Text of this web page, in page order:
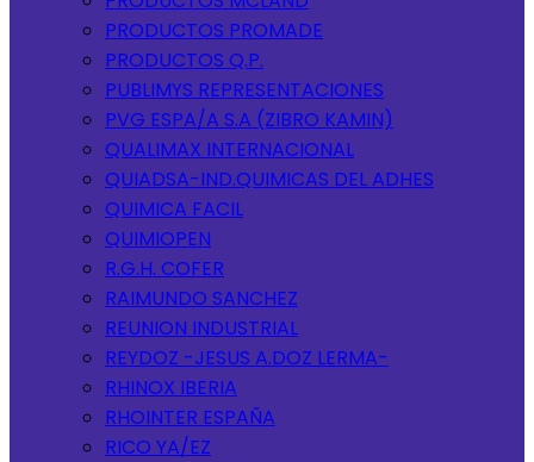
PRODUCTOS PROMADE
PRODUCTOS Q.P.
PUBLIMYS REPRESENTACIONES
PVG ESPA/A S.A (ZIBRO KAMIN)
QUALIMAX INTERNACIONAL
QUIADSA-IND.QUIMICAS DEL ADHES
QUIMICA FACIL
QUIMIOPEN
R.G.H. COFER
RAIMUNDO SANCHEZ
REUNION INDUSTRIAL
REYDOZ -JESUS A.DOZ LERMA-
RHINOX IBERIA
RHOINTER ESPAÑA
RICO YA/EZ